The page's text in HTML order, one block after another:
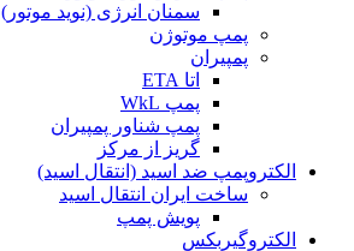
سمنان انرژی (نوید موتور)
پمپ موتوژن
پمپیران
اتا ETA
پمپ WkL
پمپ شناور پمپیران
گریز از مرکز
الکتروپمپ ضد اسید (انتقال اسید)
ساخت ایران انتقال اسید
پویش پمپ
الکتروگیربکس